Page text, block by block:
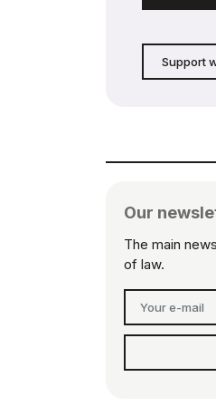
Support
Our
The main
of law.